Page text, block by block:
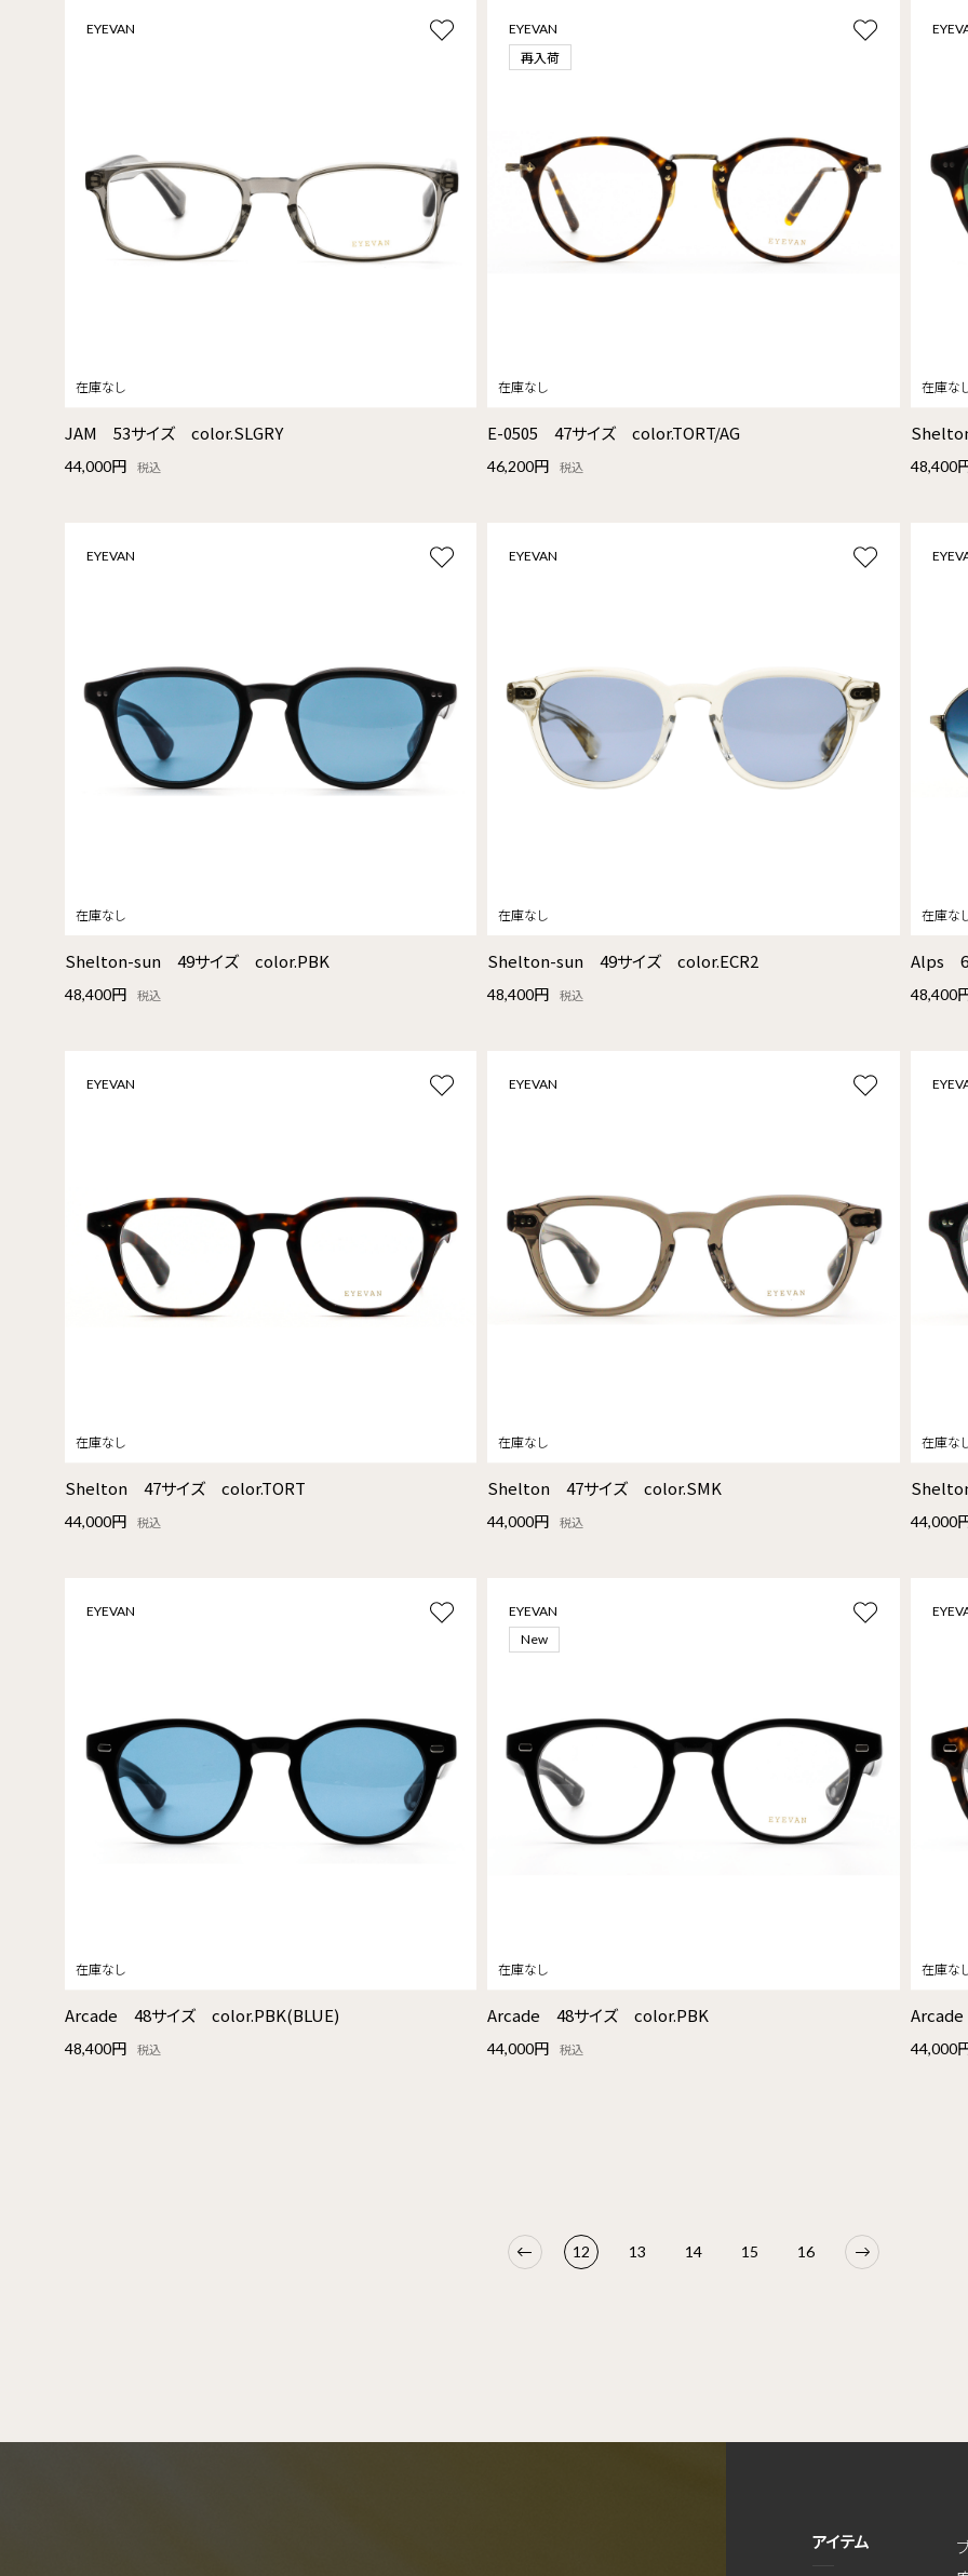
EYEVAN
JAM 53サイズ color.SLGRY
44,000円 税込
EYEVAN
再入荷
E-0505 47サイズ color.TORT/AG
46,200円 税込 48,400
EYEVAN
Shelton-sun 49サイズ color.PBK
48,400円 税込
EYEVAN
Shelton-sun 49サイズ color.ECR2
48,400円 税込
Alps
48,400
EYEVAN
Shelton 47サイズ color.TORT
44,000円 税込
EYEVAN
Shelton 47サイズ color.SMK
44,000円 税込 44,000
EYEVAN
Arcade 48サイズ color.PBK(BLUE)
48,400円 税込
EYEVAN
New
Arcade 48サイズ color.PBK
44,000円 税込 44,000
12 13 14 15 16
アイテム